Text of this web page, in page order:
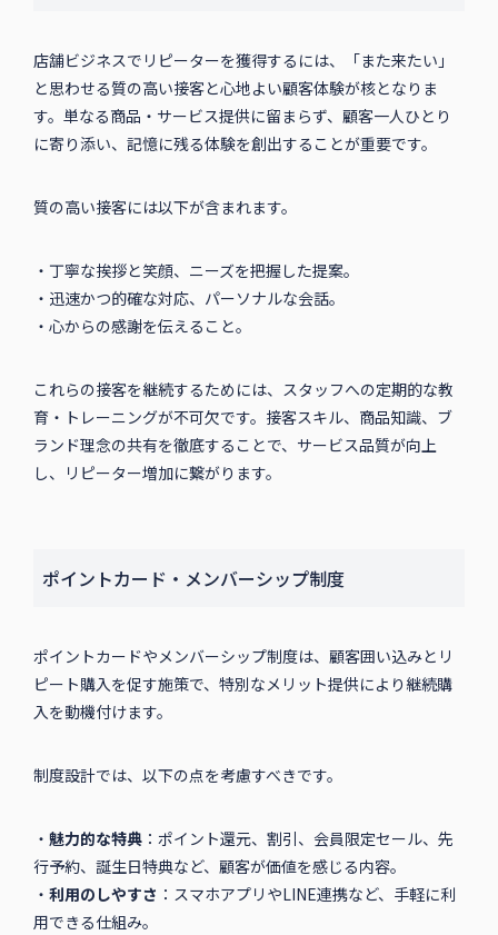
店舗ビジネスでリピーターを獲得するには、「また来たい」
と思わせる質の高い接客と心地よい顧客体験が核となりま
す。単なる商品・サービス提供に留まらず、顧客一人ひとり
に寄り添い、記憶に残る体験を創出することが重要です。
質の高い接客には以下が含まれます。
・丁寧な挨拶と笑顔、ニーズを把握した提案。
・迅速かつ的確な対応、パーソナルな会話。
・心からの感謝を伝えること。
これらの接客を継続するためには、スタッフへの定期的な教
育・トレーニングが不可欠です。接客スキル、商品知識、ブ
ランド理念の共有を徹底することで、サービス品質が向上
し、リピーター増加に繋がります。
ポイントカード・メンバーシップ制度
ポイントカードやメンバーシップ制度は、顧客囲い込みとリ
ピート購入を促す施策で、特別なメリット提供により継続購
入を動機付けます。
制度設計では、以下の点を考慮すべきです。
・ 魅力的な特典：ポイント還元、割引、会員限定セール、先
行予約、誕生日特典など、顧客が価値を感じる内容。
・ 利用のしやすさ ：スマホアプリやLINE連携など、手軽に利
用できる仕組み。